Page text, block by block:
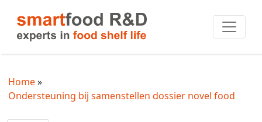
Home
Ondersteuning bij samenstellen dossier novel food